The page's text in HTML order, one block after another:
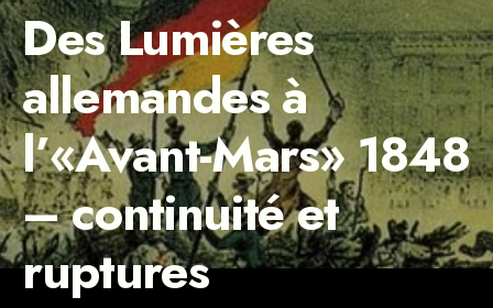
Des Lumières
allemandes à
l’«Avant-Mars» 1848
– continuité et
ruptures